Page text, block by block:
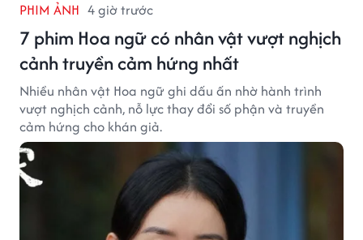
PHIM ẢNH 4 giờ trước
7 phim Hoa ngữ có nhân vật vượt nghịch
cảnh truyền cảm hứng nhất
Nhiều nhân vật Hoa ngữ ghi dấu ấn nhờ hành trình
vượt nghịch cảnh, nỗ lực thay đổi số phận và truyền
cảm hứng cho khán giả.